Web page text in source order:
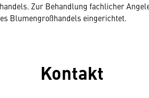
Zur Behandlung fachlicher
Blumengroßhandels eingerichtet.
Kontakt